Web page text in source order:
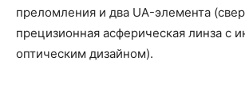
преломления и два UA-элемента
прецизионная асферическая линза с
оптическим дизайном).